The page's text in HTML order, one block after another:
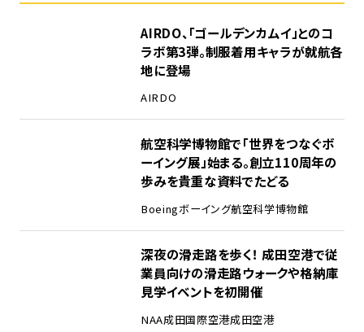
AIRDO、「ゴールデンカムイ」とのコ
ラボ第3弾。制服着用キャラが就航各
地に登場
AIRDO
航空科学博物館で「世界をつなぐボ
ーイング展」始まる。創立110周年の
歩みを貴重な資料でたどる
Boeingボーイング航空科学博物館
深夜の滑走路を歩く！ 成田空港で従
業員向けの滑走路ウォークや格納庫
見学イベントを初開催
NAA成田国際空港成田空港